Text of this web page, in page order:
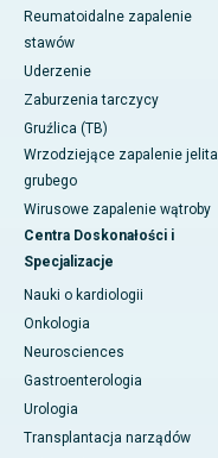
Reumatoidalne zapalenie
stawów
Uderzenie
Zaburzenia tarczycy
Gruźlica (TB)
Wrzodziejące zapalenie jelita
grubego
Wirusowe zapalenie wątroby
Centra Doskonałości i
Specjalizacje
Nauki o kardiologii
Onkologia
Neurosciences
Gastroenterologia
Urologia
Transplantacja narządów